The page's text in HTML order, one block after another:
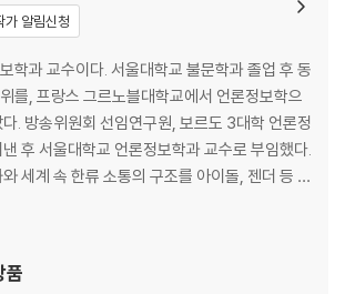
to the World
The Most Important Keyword
BTS Narratives
Transmedia
가 알림신청
학과 교수이다. 서울대학교 불문학과 졸업 후 동
를, 프랑스 그르노블대학교에서 언론정보학으
. 방송위원회 선임연구원, 보르도 3대학 언론정
후 서울대학교 언론정보학과 교수로 부임했다.
세계 속 한류 소통의 구조를 아이돌, 젠더 등 다
다. 대표 저서로는 『세계화와 디지털 문화 시대
스타일, 그리고 그 이후』, 『드라마의 모든 것』
인터넷 시대의 픽션과 스토리
품